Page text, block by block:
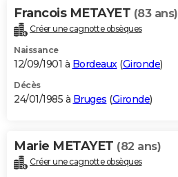
Francois METAYET (83 ans)
Créer une cagnotte obsèques
Naissance
12/09/1901 à Bordeaux(Gironde)
Décès
24/01/1985 à Bruges (Gironde)
Marie METAYET (82 ans)
Créer une cagnotte obsèques